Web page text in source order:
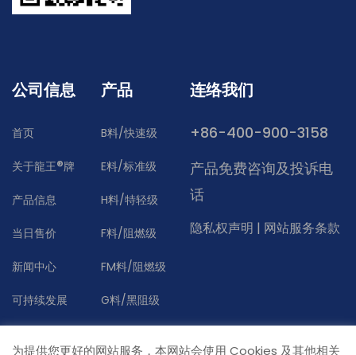
公司信息
首页
关于龍王®牌
产品信息
当日售价
新闻中心
可持续发展
产品
B料/快速级
E料/标准级
H料/特轻级
F料/阻燃级
FM料/阻燃级
G料/黑阻级
连络我们
+86-400-900-3158
产品免费咨询及投诉电
话
隐私权声明 | 网站服务条款
为提供您更好的网站服务，本网站会使用 Cookies 及其他相关